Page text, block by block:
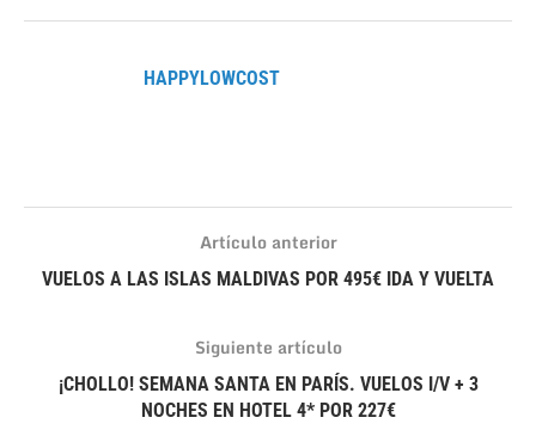
HAPPYLOWCOST
Artículo anterior
VUELOS A LAS ISLAS MALDIVAS POR 495€ IDA Y VUELTA
Siguiente artículo
¡CHOLLO! SEMANA SANTA EN PARÍS. VUELOS I/V + 3
NOCHES EN HOTEL 4* POR 227€